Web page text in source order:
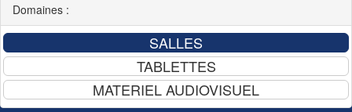
Domaines :